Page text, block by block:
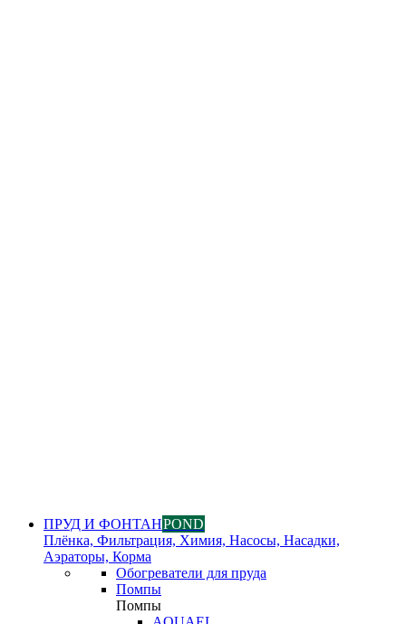
ПРУД И ФОНТАНPOND
Плёнка, Фильтрация, Химия, Насосы, Насадки,
Аэраторы, Корма
Обогреватели для пруда
Помпы
Помпы